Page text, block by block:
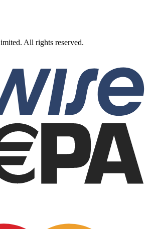
All rights reserved.